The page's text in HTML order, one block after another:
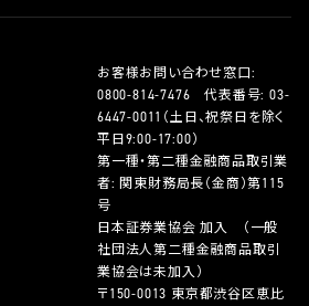
お客様お問い合わせ窓口:
0800-814-7476 代表番号:03-
6447-0011 （土日、祝祭日を除く
平日9:00-17:00）
第一種・第二種金融商品取引業
者: 関東財務局長（金商）第115
号
日本証券業協会 加入 （一般
社団法人第二種金融商品取引
業協会は未加入）
〒150-0013 東京都渋谷区恵比